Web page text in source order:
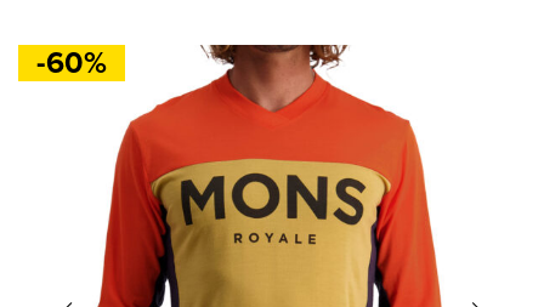
-60%